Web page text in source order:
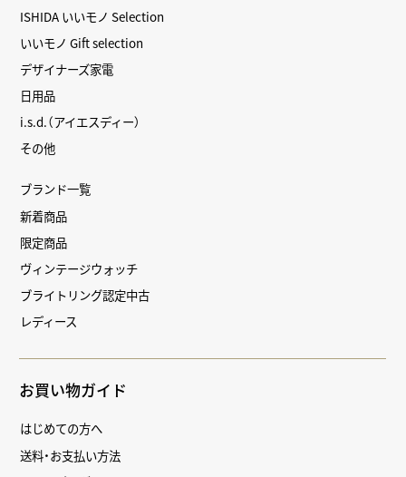
ISHIDA いいモノ Selection
いいモノ Gift selection
デザイナーズ家電
日用品
i.s.d.（アイエスディー）
その他
ブランド一覧
新着商品
限定商品
ヴィンテージウォッチ
ブライトリング認定中古
レディース
お買い物ガイド
はじめての方へ
送料・お支払い方法